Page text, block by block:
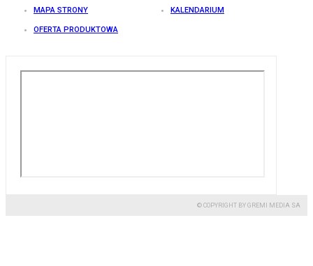
MAPA STRONY KALENDARIUM
OFERTA PRODUKTOWA
© COPYRIGHT BY GREMI MEDIA SA